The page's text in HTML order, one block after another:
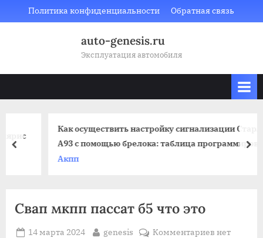
to
Политика конфиденциальности Обратная связь
auto-genesis.ru
Эксплуатация автомобиля
Как осуществить настройку сигнализации Старлайн
А93 с помощью брелока: таблица программирования
Акпп
prev
Свап мкпп пассат б5 что это
Posted
14 марта 2024 By
genesis Комментариевкнет